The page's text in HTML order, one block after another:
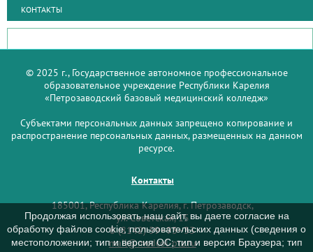
КОНТАКТЫ
© 2025 г., Государственное автономное профессиональное
образовательное учреждение Республики Карелия
«Петрозаводский базовый медицинский колледж»
Субъектами персональных данных запрещено копирование и
распространение персональных данных, размещенных на данном
ресурсе.
Контакты
185001, Республика Карелия, г. Петрозаводск,
ул. Советская, 15
8 (8142) 59–93–33
mail@medcol-ptz.ru
Продолжая использовать наш сайт, вы даете согласие на
обработку файлов cookie, пользовательских данных (сведения о
местоположении; тип и версия ОС; тип и версия Браузера; тип